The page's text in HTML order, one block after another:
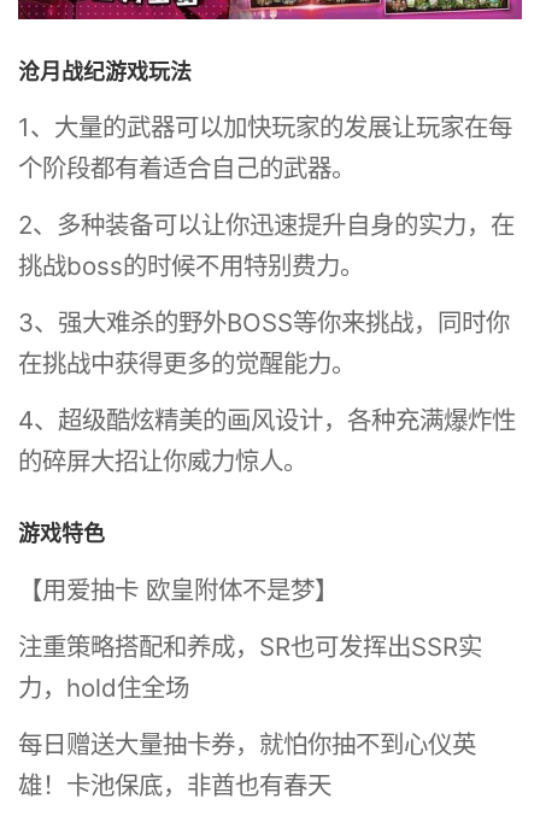
沧月战纪游戏玩法
1、大量的武器可以加快玩家的发展让玩家在每
个阶段都有着适合自己的武器。
2、多种装备可以让你迅速提升自身的实力，在
挑战boss的时候不用特别费力。
3、强大难杀的野外BOSS等你来挑战，同时你
在挑战中获得更多的觉醒能力。
4、超级酷炫精美的画风设计，各种充满爆炸性
的碎屏大招让你威力惊人。
游戏特色
【用爱抽卡 欧皇附体不是梦】
注重策略搭配和养成，SR也可发挥出SSR实
力，hold住全场
每日赠送大量抽卡券，就怕你抽不到心仪英
雄！卡池保底，非酋也有春天